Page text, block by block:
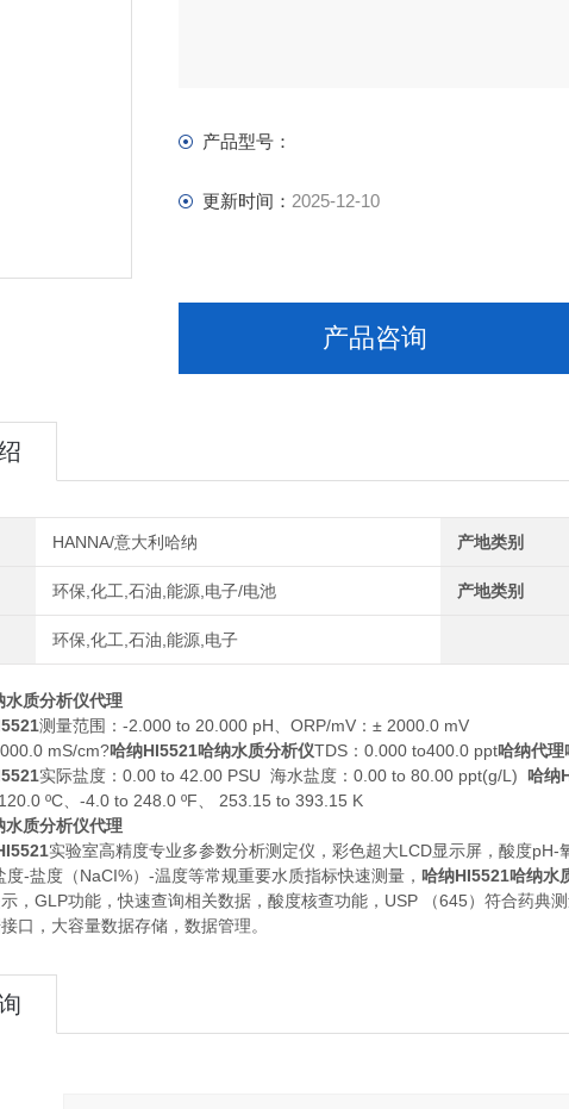
产品型号：
更新时间： 2025-12-10
产品咨询
HANNA/意大利哈纳 产地类别
环保,化工,石油,能源,电子/电池 产地类别
环保,化工,石油,能源,电子
质分析仪代理
测量范围：-2.000 to 20.000 pH、ORP/mV：± 2000.0 mV
mS/cm?哈纳HI5521哈纳水质分析仪TDS：0.000 to400.0 ppt哈纳代理
实际盐度：0.00 to 42.00 PSU 海水盐度：0.00 to 80.00 ppt(g/L) 哈纳
ºC、-4.0 to 248.0 ºF、 253.15 to 393.15 K
质分析仪代理
实验室高精度专业多参数分析测定仪，彩色超大LCD显示屏，酸度
度-盐度（NaCI%）-温度等常规重要水质指标快速测量， 哈纳HI5521哈纳水
，GLP功能，快速查询相关数据，酸度核查功能，USP （645）符合药典
口，大容量数据存储，数据管理。